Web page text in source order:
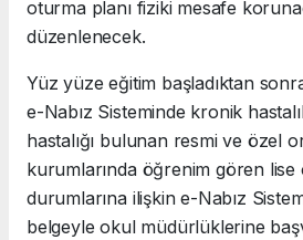
oturma planı fiziki mesafe
düzenlenecek.
Yüz yüze eğitim başladıktan
e-Nabız Sisteminde kronik
hastalığı bulunan resmi ve özel
kurumlarında öğrenim gören lise
durumlarına ilişkin e-Nabız
belgeyle okul müdürlüklerine